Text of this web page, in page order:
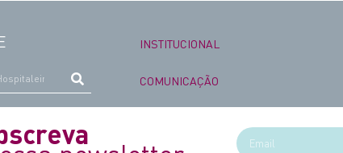
INSTITUCIONAL
COMUNICAÇÃO